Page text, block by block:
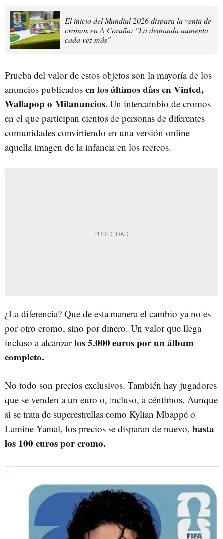
El inicio del Mundial 2026 dispara la venta de
cromos en A Coruña: "La demanda aumenta
cada vez más"
Prueba del valor de estos objetos son la mayoría de los
anuncios publicados en los últimos días en Vinted,
Wallapop o Milanuncios. Un intercambio de cromos
en el que participan cientos de personas de diferentes
comunidades convirtiendo en una versión online
aquella imagen de la infancia en los recreos.
¿La diferencia? Que de esta manera el cambio ya no es
por otro cromo, sino por dinero. Un valor que llega
incluso a alcanzarlos 5.000 euros por un álbum
completo.
No todo son precios exclusivos. También hay jugadores
que se venden a un euro o, incluso, a céntimos. Aunque
si se trata de superestrellas como Kylian Mbappé o
Lamine Yamal, los precios se disparan de nuevo, hasta
los 100 euros por cromo.